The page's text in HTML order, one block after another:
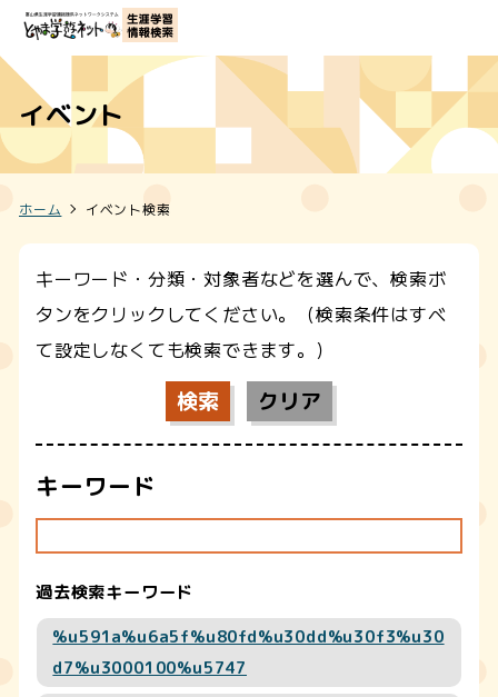
イベント
ホーム イベント検索
キーワード・分類・対象者などを選んで、検索ボ
タンをクリックしてください。（検索条件はすべ
て設定しなくても検索できます。）
キーワード
過去検索キーワード
%u591a%u6a5f%u80fd%u30dd%u30f3%u30
d7%u3000100%u5747